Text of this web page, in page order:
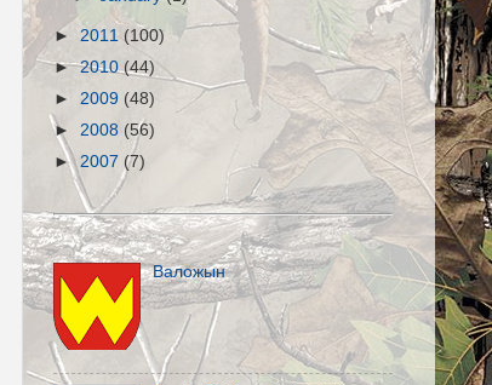
► 2011(100)
►2010 (44)
► 2009 (48)
► 2008 (56)
►2007 (7)
Валожын